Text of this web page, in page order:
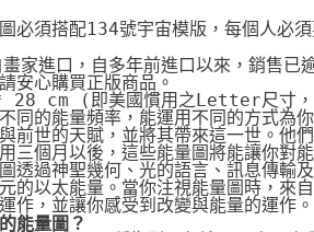
必須搭配134號宇宙模版，每個人必
家進口，自多年前進口以來，銷售已
安心購買正版商品。
cm (即美國慣用之Letter尺寸，
同的能量頻率，能運用不同的方式為
前世的天賦，並將其帶來這一世。他
三個月以後，這些能量圖將能讓你對
透過神聖幾何、光的語言、訊息傳輸
的以太能量。當你注視能量圖時，來
作，並讓你感受到改變與能量的運作。
能量圖？